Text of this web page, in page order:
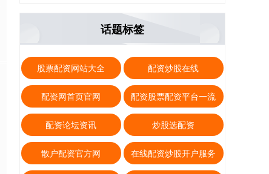
话题标签
股票配资网站大全 配资炒股在线
配资网首页官网 配资股票配资平台一流
配资论坛资讯 炒股选配资
散户配资官方网 在线配资炒股开户服务